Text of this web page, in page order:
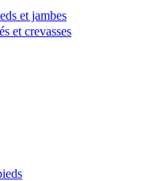
et jambes
et crevasses